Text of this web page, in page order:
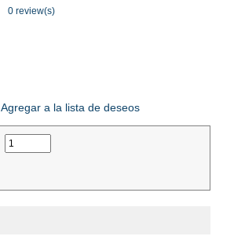
0 review(s)
Agregar a la lista de deseos